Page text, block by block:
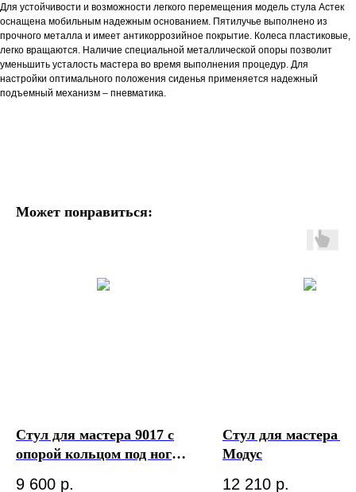
Для устойчивости и возможности легкого перемещения модель стула Астек
оснащена мобильным надежным основанием. Пятилучье выполнено из
прочного металла и имеет антикоррозийное покрытие. Колеса пластиковые,
легко вращаются. Наличие специальной металлической опоры позволит
уменьшить усталость мастера во время выполнения процедур. Для
настройки оптимального положения сиденья применяется надежный
подъемный механизм – пневматика.
Может понравиться:
Стул для мастера 9017 с
опорой кольцом под ноги
9 600 р.
Стул для мастера
Модус
12 210 р.